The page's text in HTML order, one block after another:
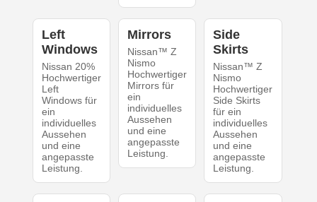
Left
Windows
Nissan 20%
Hochwertiger
Left
Windows für
ein
individuelles
Aussehen
und eine
angepasste
Leistung.
Mirrors
Nissan™ Z
Nismo
Hochwertiger
Mirrors für
ein
individuelles
Aussehen
und eine
angepasste
Leistung.
Side
Skirts
Nissan™ Z
Nismo
Hochwertiger
Side Skirts
für ein
individuelles
Aussehen
und eine
angepasste
Leistung.